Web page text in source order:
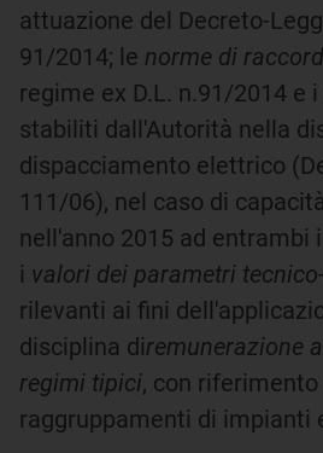
attuazione del Decreto-
91/2014; le norme di
regime ex D.L. n.91/2014 e
stabiliti dall'Autorità nella
dispacciamento elettrico
111/06), nel caso di
nell'anno 2015 ad entrambi
i valori dei parametri
rilevanti ai fini
disciplina diremunerazione
regimi tipici, con riferimento
raggruppamenti di impianti